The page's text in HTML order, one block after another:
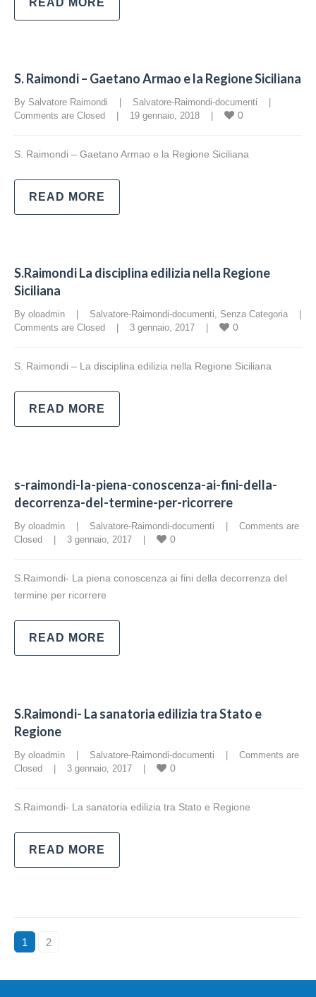
READ MORE
S. Raimondi – Gaetano Armao e la Regione Siciliana
By Salvatore Raimondi    | Salvatore-Raimondi-documenti
Comments are Closed
    |    19 gennaio, 2018    |
0
S. Raimondi – Gaetano Armao e la Regione Siciliana
READ MORE
S.Raimondi La disciplina edilizia nella Regione
Siciliana
By oloadmin    | Salvatore-Raimondi-documenti, Senza Categoria
Comments are Closed
    |    3 gennaio, 2017    |
0
S. Raimondi – La disciplina edilizia nella Regione Siciliana
READ MORE
s-raimondi-la-piena-conoscenza-ai-fini-della-
decorrenza-del-termine-per-ricorrere
By oloadmin    | Salvatore-Raimondi-documenti
Comments are
Closed
    |    3 gennaio, 2017    |
0
S.Raimondi- La piena conoscenza ai fini della decorrenza del
termine per ricorrere
READ MORE
S.Raimondi- La sanatoria edilizia tra Stato e
Regione
By oloadmin    | Salvatore-Raimondi-documenti
Comments are
Closed
    |    3 gennaio, 2017    |
0
S.Raimondi- La sanatoria edilizia tra Stato e Regione
READ MORE
1 2